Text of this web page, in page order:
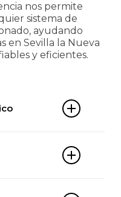
nos permite
sistema de
ayudando
en Sevilla la Nueva
y eficientes.